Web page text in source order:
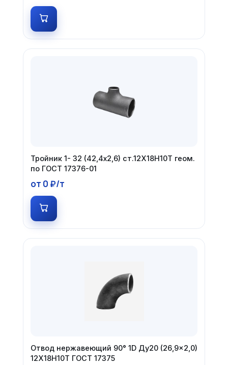
Тройник 1- 32 (42,4х2,6) ст.12Х18Н10Т геом.
по ГОСТ 17376-01
от 0 ₽/т
Отвод нержавеющий 90° 1D Ду20 (26,9×2,0)
12Х18Н10Т ГОСТ 17375